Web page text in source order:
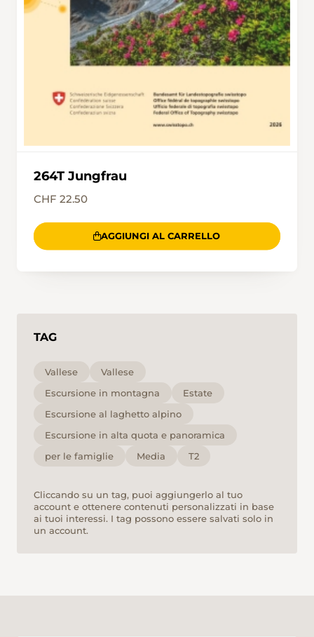
breiter Wanderweg runter zur Fiescheralp
264T Jungfrau
CHF 22.50
AGGIUNGI AL CARRELLO
TAG
Vallese
Vallese
Escursione in montagna
Estate
Escursione al laghetto alpino
Escursione in alta quota e panoramica
per le famiglie
Media T2
Cliccando su un tag, puoi aggiungerlo al tuo
account e ottenere contenuti personalizzati in base
ai tuoi interessi. I tag possono essere salvati solo in
un account.